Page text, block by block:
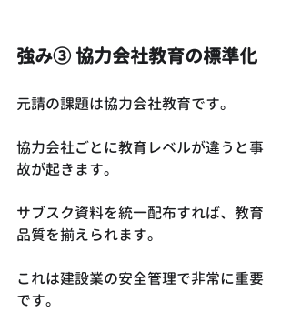
強み③ 協力会社教育の標準化
元請の課題は協力会社教育です。
協力会社ごとに教育レベルが違うと事
故が起きます。
サブスク資料を統一配布すれば、教育
品質を揃えられます。
これは建設業の安全管理で非常に重要
です。